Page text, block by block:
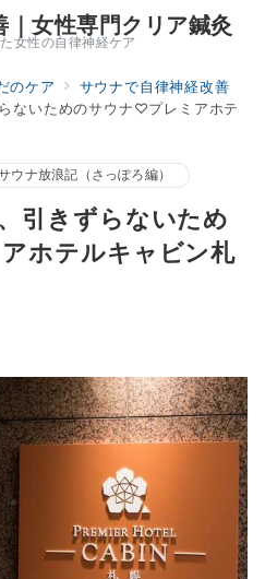
女性専門クリア鍼灸
女性の自律神経ケア
のケア
サウナで自律神経改善
ないためのサウナ♡プレミアホテ
ウナ放浪記（さっぽろ編）
引きずらないため
ホテルキャビン札